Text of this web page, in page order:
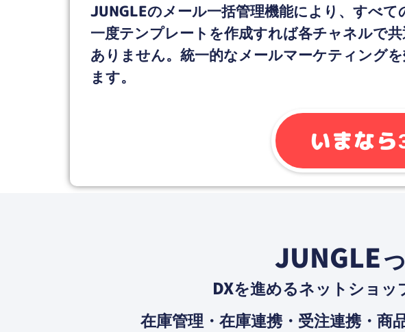
JUNGLEのメール一括管理機能により、すべ
一度テンプレートを作成すれば各チャネルで
ありません。統一的なメールマーケティング
ます。
いまなら
JUNGLE
DXを進めるネットショッ
在庫管理・在庫連携・受注連携・商